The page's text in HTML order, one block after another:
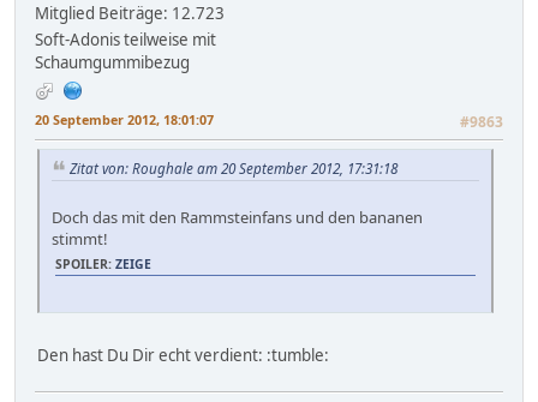
Mitglied Beiträge: 12.723
Soft-Adonis teilweise mit
Schaumgummibezug
20 September 2012, 18:01:07 #9863
Zitat von: Roughale am 20 September 2012, 17:31:18
Doch das mit den Rammsteinfans und den bananen
stimmt!
SPOILER: ZEIGE
Den hast Du Dir echt verdient: :tumble: